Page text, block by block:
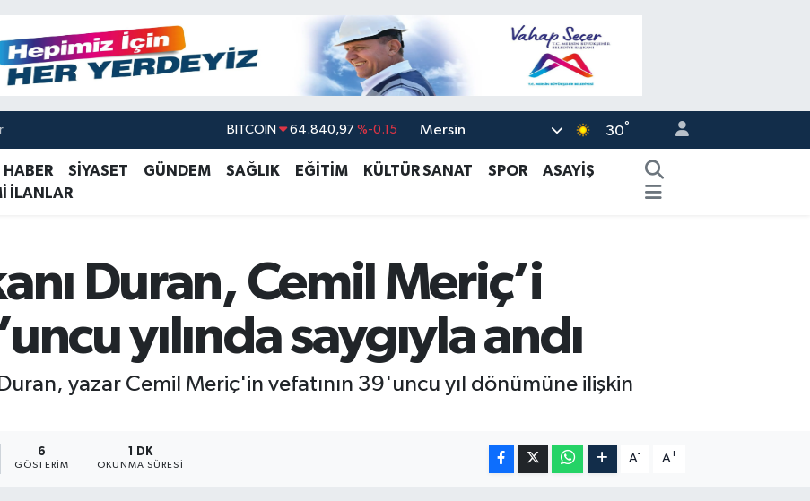
BITCOIN 64.840,97 %-0.15
DOLAR 47,7436 %0.18
GRAM ALTIN 6660.55
BİST100 %-14
Mersin 30°
HABER SİYASET GÜNDEM SAĞLIK EĞİTİM KÜLTÜR SANAT SPOR
ASAYİŞ
İLANLAR
Duran, Cemil Meriç’i
yılında saygıyla andı
yazar Cemil Meriç'in vefatının 39'uncu yıl dönümüne ilişkin
6
GÖSTERIM
1 DK
OKUNMA SÜRESI
A- A+